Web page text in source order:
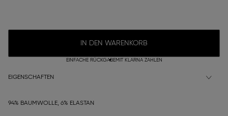
IN DEN WARENKORB
EINFACHE RÜCKGABEMIT KLARNA ZAHLEN
EIGENSCHAFTEN
94% BAUMWOLLE, 6% ELASTAN